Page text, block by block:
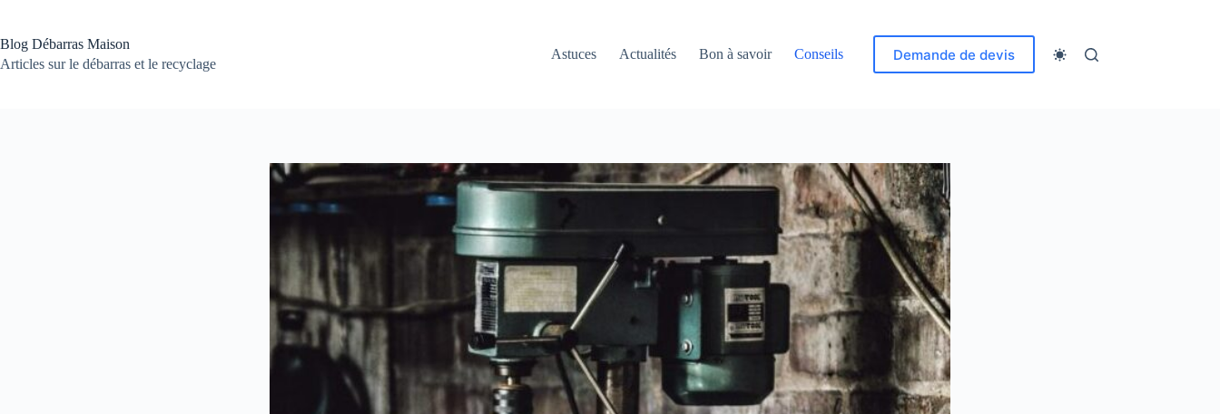
contenu
Blog Débarras Maison
Articles sur le débarras et le recyclage
Astuces Actualités Bon à savoir Conseils Demande de devis